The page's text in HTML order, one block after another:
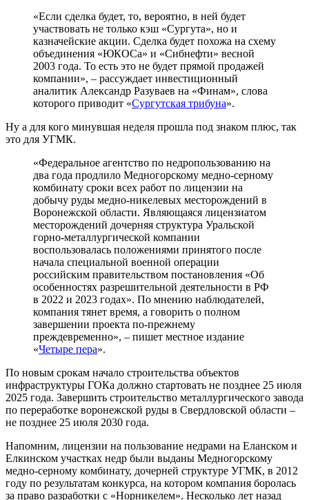
«Если сделка будет, то, вероятно, в ней будет
участвовать не только кэш «Сургута», но и
казначейские акции. Сделка будет похожа на схему
объединения «ЮКОСа» и «Сибнефти» весной
2003 года. То есть это не будет прямой продажей
компании», – рассуждает инвестиционный
аналитик Александр Разуваев на «Финам», слова
которого приводит «Сургутская трибуна».
Ну а для кого минувшая неделя прошла под знаком плюс, так
это для УГМК.
«Федеральное агентство по недропользованию на
два года продлило Медногорскому медно-серному
комбинату сроки всех работ по лицензии на
добычу руды медно-никелевых месторождений в
Воронежской области. Являющаяся лицензиатом
месторождений дочерняя структура Уральской
горно-металлургической компании
воспользовалась положениями принятого после
начала специальной военной операции
российским правительством постановления «Об
особенностях разрешительной деятельности в РФ
в 2022 и 2023 годах». По мнению наблюдателей,
компания тянет время, а говорить о полном
завершении проекта по-прежнему
преждевременно», – пишет местное издание
«Четыре пера».
По новым срокам начало строительства объектов
инфраструктуры ГОКа должно стартовать не позднее 25 июля
2025 года. Завершить строительство металлургического завода
по переработке воронежской руды в Свердловской области –
не позднее 25 июля 2030 года.
Напомним, лицензии на пользование недрами на Еланском и
Елкинском участках недр были выданы Медногорскому
медно-серному комбинату, дочерней структуре УГМК, в 2012
году по результатам конкурса, на котором компания боролась
за право разработки с «Норникелем». Несколько лет назад